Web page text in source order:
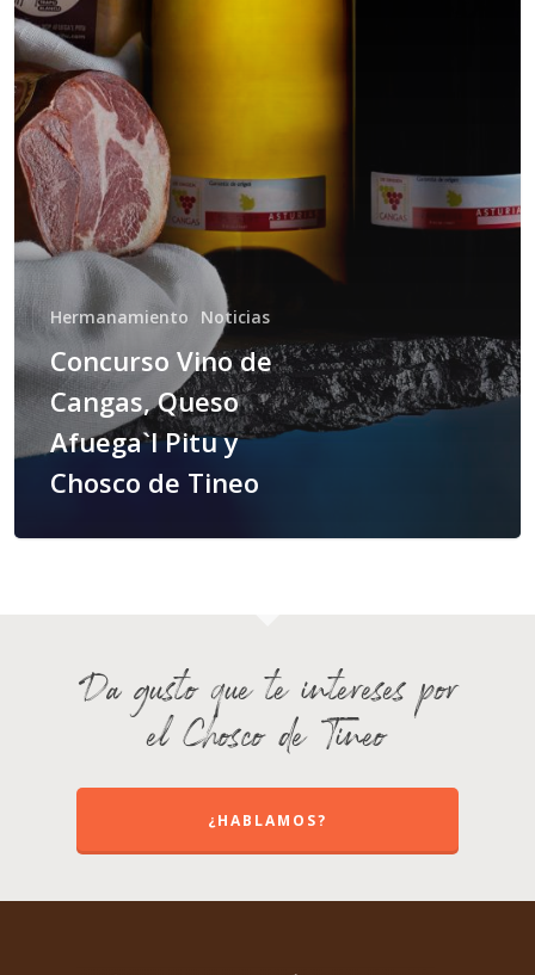
Hermanamiento Noticias
Concurso Vino de
Cangas, Queso
Afuega`l Pitu y
Chosco de Tineo
Da gusto que te intereses por
el Chosco de Tineo
¿HABLAMOS?